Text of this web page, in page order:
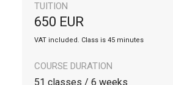
TUITION
650 EUR
VAT included. Class is 45 minutes
COURSE DURATION
51 classes / 6 weeks